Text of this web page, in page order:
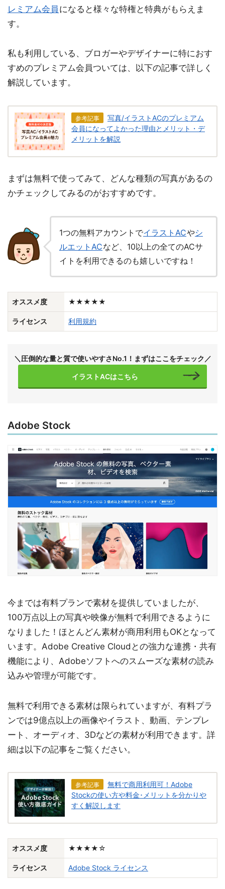
レミアム会員 になると様々な特権と特典がもらえま
す。
私も利用している、ブロガーやデザイナーに特におす
すめのプレミアム会員ついては、以下の記事で詳しく
解説しています。
参考記事
写真/イラストACのプレミアム
会員になってよかった理由とメリット・デ
メリットを解説
まずは無料で使ってみて、どんな種類の写真があるの
かチェックしてみるのがおすすめです。
1つの無料アカウントでイラストACやシ
ルエットACなど、10以上の全てのACサ
イトを利用できるのも嬉しいですね！
オススメ度 ★★★★★
ライセンス 利用規約
＼圧倒的な量と質で使いやすさNo.1！まずはここをチェック／
イラストACはこちら
Adobe Stock
今までは有料プランで素材を提供していましたが、
100万点以上の写真や映像が無料で利用できるように
なりました！ほとんどん素材が商用利用もOKとなって
います。Adobe Creative Cloudとの強力な連携・共有
機能により、Adobeソフトへのスムーズな素材の読み
込みや管理が可能です。
無料で利用できる素材は限られていますが、有料プラ
ンでは9億点以上の画像やイラスト、動画、テンプレ
ート、オーディオ、3Dなどの素材が利用できます。詳
細は以下の記事をご覧ください。
参考記事
無料で商用利用可！Adobe
Stockの使い方や料金･メリットを分かりや
すく解説します
オススメ度 ★★★★☆
ライセンス Adobe Stock ライセンス